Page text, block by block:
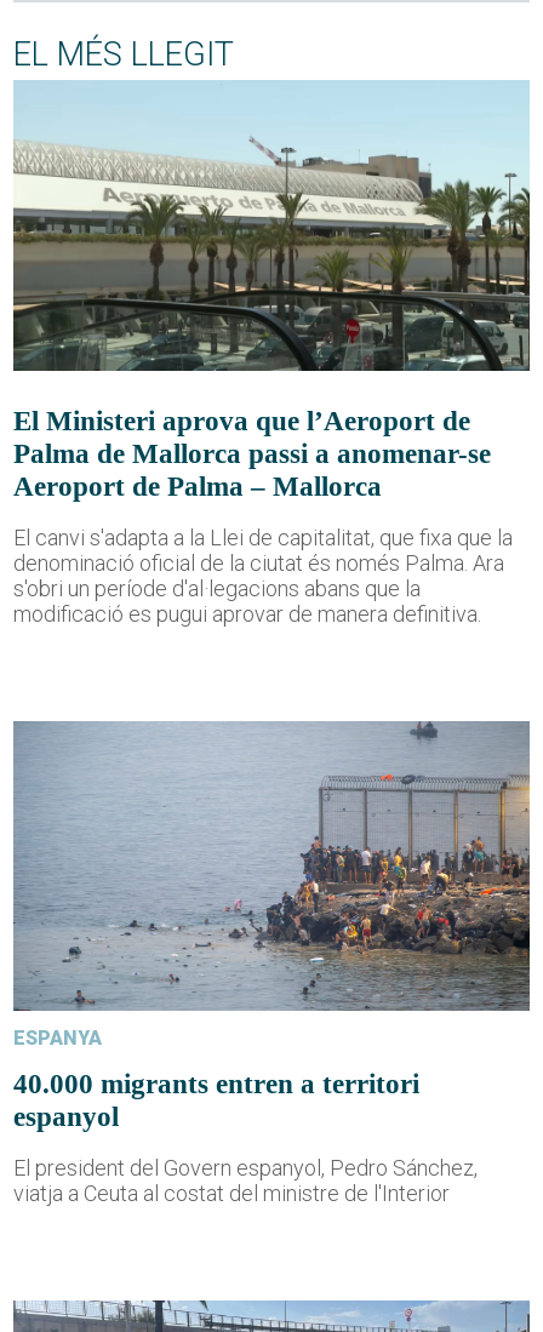
EL MÉS LLEGIT
El Ministeri aprova que l’Aeroport de
Palma de Mallorca passi a anomenar-se
Aeroport de Palma – Mallorca
El canvi s'adapta a la Llei de capitalitat, que fixa que la
denominació oficial de la ciutat és només Palma. Ara
s'obri un període d'al·legacions abans que la
modificació es pugui aprovar de manera definitiva.
ESPANYA
40.000 migrants entren a territori
espanyol
El president del Govern espanyol, Pedro Sánchez,
viatja a Ceuta al costat del ministre de l'Interior